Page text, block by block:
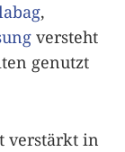
,
versteht
genutzt
verstärkt in